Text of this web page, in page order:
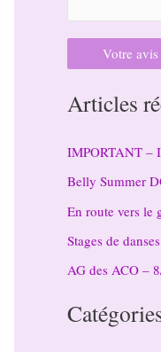
Votre
Articles
IMPORTANT –
Belly Summer
En route vers le
Stages de
AG des ACO –